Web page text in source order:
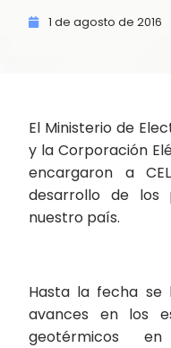
1 de agosto de 2016
El Ministerio de
y la Corporación
encargaron a
desarrollo de los
nuestro país.
Hasta la fecha se
avances en los
geotérmicos en